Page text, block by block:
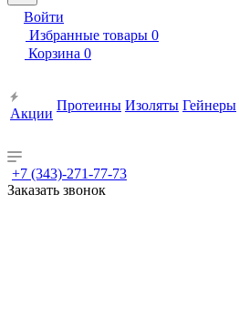
Войти
Избранные товары 0
Корзина 0
Акции
Протеины Изоляты Гейнеры
+7 (343)-271-77-73
Заказать звонок